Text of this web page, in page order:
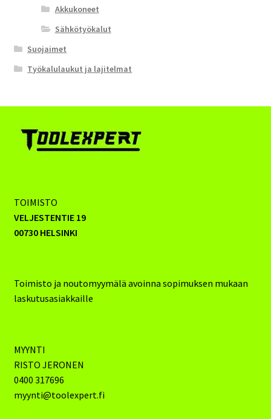
Akkukoneet
Sähkötyökalut
Suojaimet
Työkalulaukut ja lajitelmat
TOIMISTO
VELJESTENTIE 19
00730 HELSINKI
Toimisto ja noutomyymälä avoinna sopimuksen mukaan
laskutusasiakkaille
MYYNTI
RISTO JERONEN
0400 317696
myynti@toolexpert.fi